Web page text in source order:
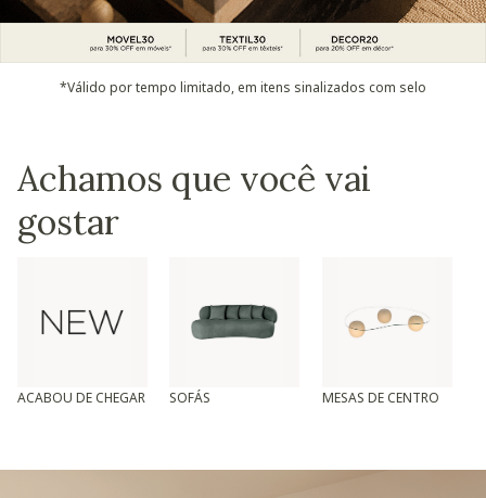
*Válido por tempo limitado, em itens sinalizados com selo
Achamos que você vai
gostar
ACABOU DE CHEGAR SOFÁS MESAS DE CENTRO